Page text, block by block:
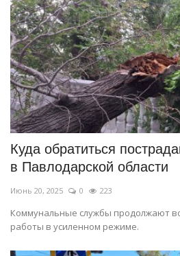
Куда обратиться
в Павлодарской области
Июнь 20, 2025 0 223
Коммунальные службы продолжают
работы в усиленном режиме.